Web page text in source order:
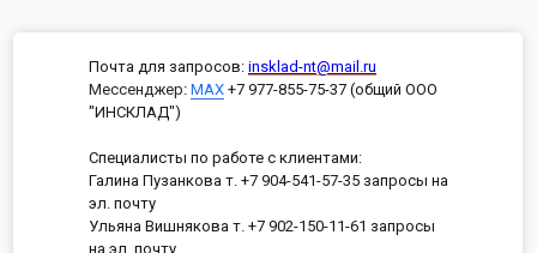
Почта для запросов: insklad-nt@mail.ru
Мессенджер: MAX +7 977-855-75-37 (общий ООО
"ИНСКЛАД")
Специалисты по работе с клиентами:
Галина Пузанкова т. +7 904-541-57-35 запросы на
эл. почту
Ульяна Вишнякова т. +7 902-150-11-61 запросы
на эл. почту